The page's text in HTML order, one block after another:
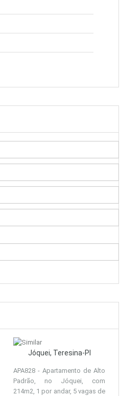
Jóquei, Teresina-PI
APA828 - Apartamento de Alto
Padrão, no Jóquei, com
214m2, 1 por andar, 5 vagas de